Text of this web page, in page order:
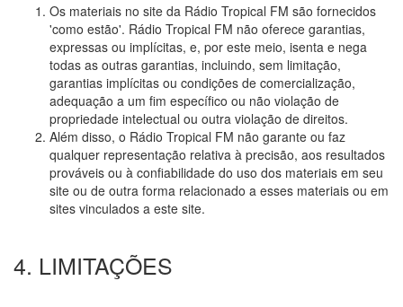
Os materiais no site da Rádio Tropical FM são fornecidos
'como estão'. Rádio Tropical FM não oferece garantias,
expressas ou implícitas, e, por este meio, isenta e nega
todas as outras garantias, incluindo, sem limitação,
garantias implícitas ou condições de comercialização,
adequação a um fim específico ou não violação de
propriedade intelectual ou outra violação de direitos.
Além disso, o Rádio Tropical FM não garante ou faz
qualquer representação relativa à precisão, aos resultados
prováveis ou à confiabilidade do uso dos materiais em seu
site ou de outra forma relacionado a esses materiais ou em
sites vinculados a este site.
4. LIMITAÇÕES